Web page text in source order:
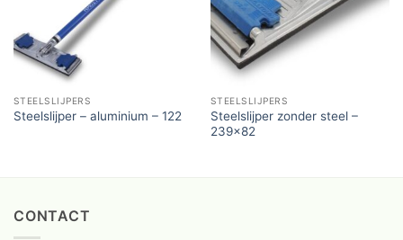
STEELSLIJPERS
Steelslijper – aluminium – 122
STEELSLIJPERS
Steelslijper zonder steel –
239×82
CONTACT